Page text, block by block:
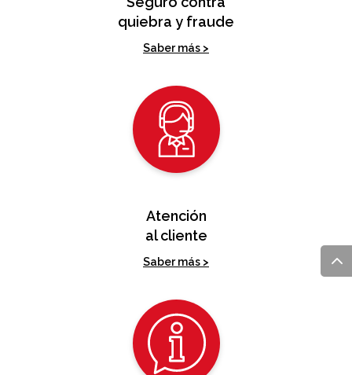
Seguro contra
Saber más >
Atención
Saber más >